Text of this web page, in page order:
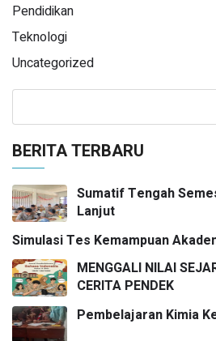
Pendidikan
Teknologi
Uncategorized
BERITA TERBARU
Sumatif Tengah
Lanjut
Simulasi Tes Kemampuan
MENGGALI NILAI
CERITA PENDEK
Pembelajaran Kimia